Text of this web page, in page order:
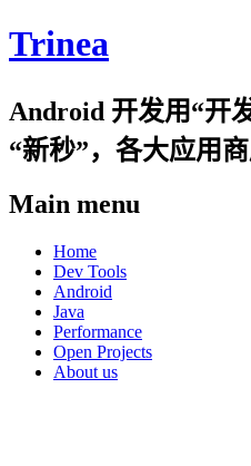
Trinea
Android 开发用“开
“新秒”，各大应用
Main menu
Skip
content
Home
Dev Tools
Android
Java
Performance
Open Projects
About us